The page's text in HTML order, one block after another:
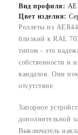
Вид профиля:
Цвет изделия:
Роллеты из
близкий к RAL
типом - это
собственности и
вандалов. Они
отсутствие.
Запорное
дополнительной
Выключатель